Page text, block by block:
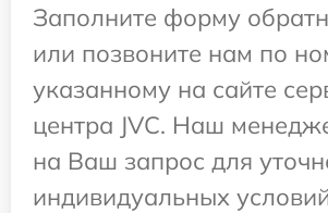
Заполните форму
или позвоните нам по
указанному на сайте
центра JVC. Наш
на Ваш запрос для
индивидуальных